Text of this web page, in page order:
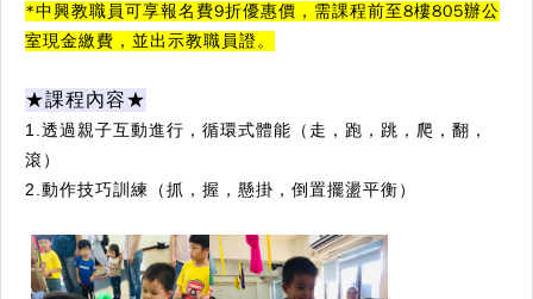
*中興教職員可享報名費9折優惠價，需課程前至8樓805辦公
室現金繳費，並出示教職員證。
★課程內容★
1.透過親子互動進行，循環式體能（走，跑，跳，爬，翻，
滾）
2.動作技巧訓練（抓，握，懸掛，倒置擺盪平衡）